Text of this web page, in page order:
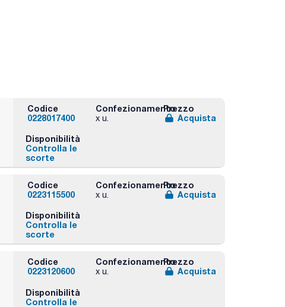
Codice
0228017400
Confezionamento
x u.
Prezzo
Acquista
Disponibilità
Controlla le
scorte
Codice
0223115500
Confezionamento
x u.
Prezzo
Acquista
Disponibilità
Controlla le
scorte
Codice
0223120600
Confezionamento
x u.
Prezzo
Acquista
Disponibilità
Controlla le